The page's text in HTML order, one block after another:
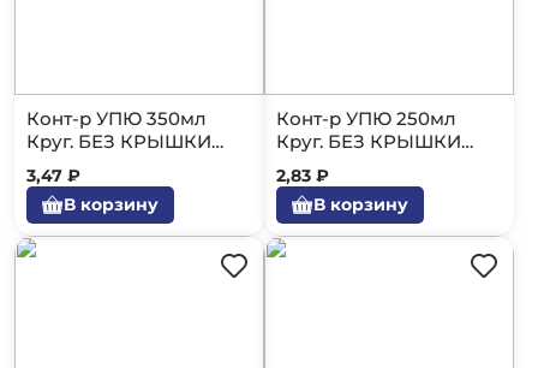
Конт-р УПЮ 350мл
Круг. БЕЗ КРЫШКИ
50/1000
3,47 ₽
В корзину
Конт-р УПЮ 250мл
Круг. БЕЗ КРЫШКИ
50/1000
2,83 ₽
В корзину